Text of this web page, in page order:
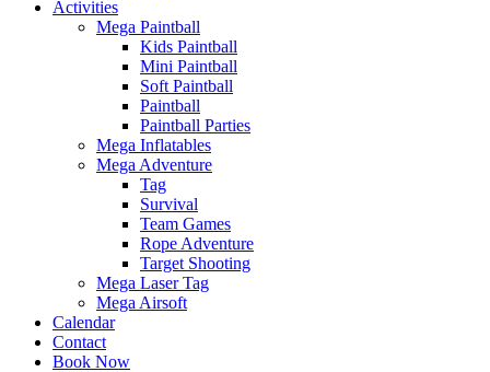
Activities
Mega Paintball
Kids Paintball
Mini Paintball
Soft Paintball
Paintball
Paintball Parties
Mega Inflatables
Mega Adventure
Tag
Survival
Team Games
Rope Adventure
Target Shooting
Mega Laser Tag
Mega Airsoft
Calendar
Contact
Book Now